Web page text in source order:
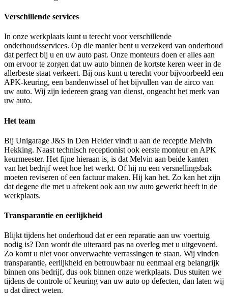
Verschillende services
In onze werkplaats kunt u terecht voor verschillende
onderhoudsservices. Op die manier bent u verzekerd van onderhoud
dat perfect bij u en uw auto past. Onze monteurs doen er alles aan
om ervoor te zorgen dat uw auto binnen de kortste keren weer in de
allerbeste staat verkeert. Bij ons kunt u terecht voor bijvoorbeeld een
APK-keuring, een bandenwissel of het bijvullen van de airco van
uw auto. Wij zijn iedereen graag van dienst, ongeacht het merk van
uw auto.
Het team
Bij Unigarage J&S in Den Helder vindt u aan de receptie Melvin
Hekking. Naast technisch receptionist ook eerste monteur en APK
keurmeester. Het fijne hieraan is, is dat Melvin aan beide kanten
van het bedrijf weet hoe het werkt. Of hij nu een versnellingsbak
moeten reviseren of een factuur maken. Hij kan het. Zo kan het zijn
dat degene die met u afrekent ook aan uw auto gewerkt heeft in de
werkplaats.
Transparantie en eerlijkheid
Blijkt tijdens het onderhoud dat er een reparatie aan uw voertuig
nodig is? Dan wordt die uiteraard pas na overleg met u uitgevoerd.
Zo komt u niet voor onverwachte verrassingen te staan. Wij vinden
transparantie, eerlijkheid en betrouwbaar nu eenmaal erg belangrijk
binnen ons bedrijf, dus ook binnen onze werkplaats. Dus stuiten we
tijdens de controle of keuring van uw auto op defecten, dan laten wij
u dat direct weten.